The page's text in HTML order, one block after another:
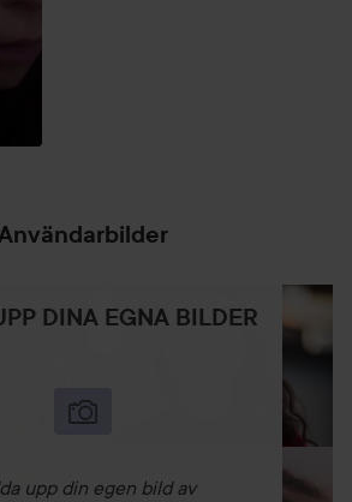
eller smetas ut**
huden mot solens skadliga
Non-komedogen. Non-
30 deltagare på oberoende
DINA EGNA BILDER
upp din egen bild av